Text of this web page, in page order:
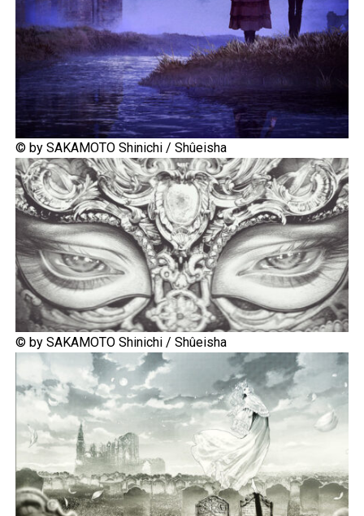
© by SAKAMOTO Shinichi / Shûeisha
© by SAKAMOTO Shinichi / Shûeisha